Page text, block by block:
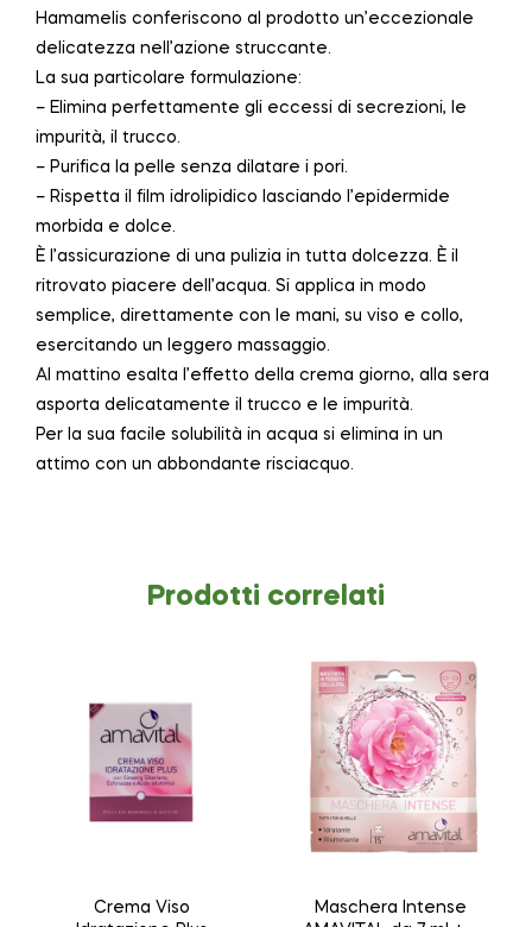
Hamamelis conferiscono al prodotto un’eccezionale
delicatezza nell’azione struccante.
La sua particolare formulazione:
– Elimina perfettamente gli eccessi di secrezioni, le
impurità, il trucco.
– Purifica la pelle senza dilatare i pori.
– Rispetta il film idrolipidico lasciando l’epidermide
morbida e dolce.
È l’assicurazione di una pulizia in tutta dolcezza. È il
ritrovato piacere dell’acqua. Si applica in modo
semplice, direttamente con le mani, su viso e collo,
esercitando un leggero massaggio.
Al mattino esalta l’effetto della crema giorno, alla sera
asporta delicatamente il trucco e le impurità.
Per la sua facile solubilità in acqua si elimina in un
attimo con un abbondante risciacquo.
Prodotti correlati
Crema Viso
Maschera Intense